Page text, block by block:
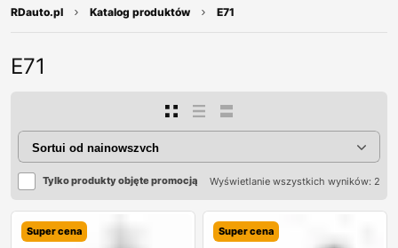
RDauto.pl Katalog produktów E71
E71
Tylko produkty objęte promocją Wyświetlanie wszystkich wyników: 2
Super cena Super cena